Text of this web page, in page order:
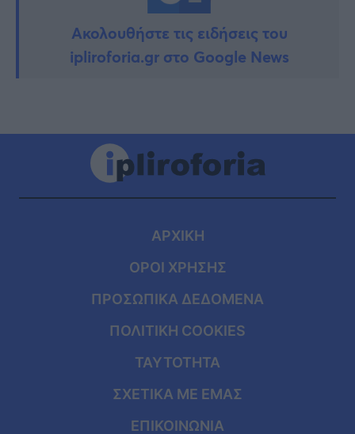
Ακολουθήστε τις ειδήσεις του
ipliroforia.gr στο Google News
ΑΡΧΙΚΗ
ΟΡΟΙ ΧΡΗΣΗΣ
ΠΡΟΣΩΠΙΚΑ ΔΕΔΟΜΕΝΑ
ΠΟΛΙΤΙΚΗ COOKIES
ΤΑΥΤΟΤΗΤΑ
ΣΧΕΤΙΚΑ ΜΕ ΕΜΑΣ
ΕΠΙΚΟΙΝΩΝΙΑ